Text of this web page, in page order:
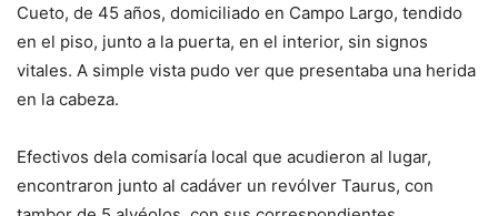
Cueto, de 45 años, domiciliado en Campo Largo, tendido
en el piso, junto a la puerta, en el interior, sin signos
vitales. A simple vista pudo ver que presentaba una herida
en la cabeza.
Efectivos dela comisaría local que acudieron al lugar,
encontraron junto al cadáver un revólver Taurus, con